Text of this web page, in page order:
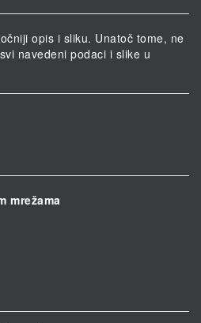
opis i sliku. Unatoč tome, ne
navedeni podaci i slike u
mrežama